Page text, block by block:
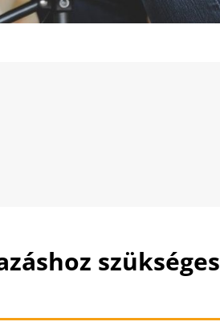
szükséges